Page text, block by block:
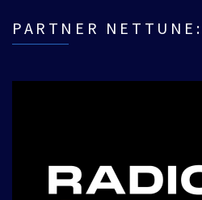
PARTNER NETTUNE: